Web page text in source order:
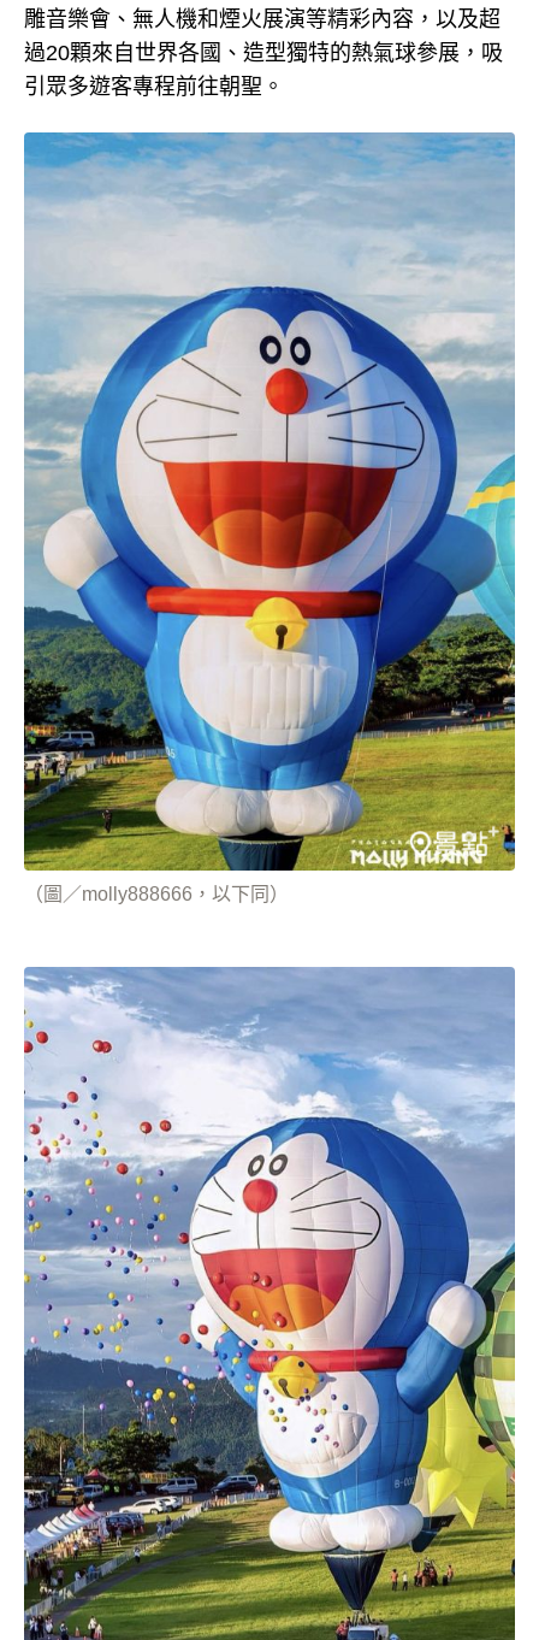
雕音樂會、無人機和煙火展演等精彩內容，以及超
過20顆來自世界各國、造型獨特的熱氣球參展，吸
引眾多遊客專程前往朝聖。
（圖／molly888666，以下同）